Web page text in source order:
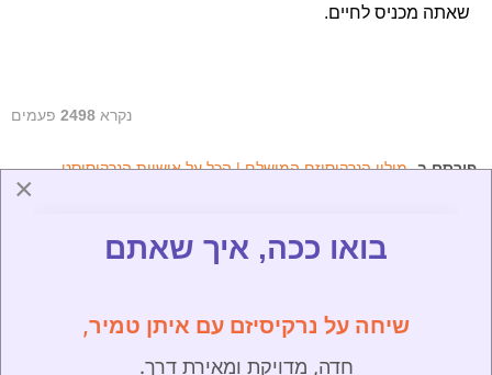
שאתה מכניס לחיים.
נקרא 2498 פעמים
פורסם ב- מילון הנרקיסיזם המושלם | הכל על אישיות הנרקיסיסט
מיהו הנרקיסיסט הכָּמֵה (The Craving Narcissist)?
ההפרעה הנרקיסיסטית | סמינר קליני עם אבי שרוף
תסמונת אקו ונרקיס | מילון הנרקיסיזם המושלם
פרוורסיה נרקיסיסטית | מילון הנרקיסיזם המושלם
×
בואו ככה, איך שאתם
שיחה על נרקיסיזם עם איתן טמיר,
חדה, מדויקת ומאירת דרך.